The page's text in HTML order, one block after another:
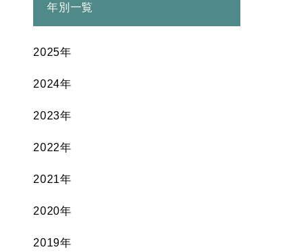
年別一覧
2025年
2024年
2023年
2022年
2021年
2020年
2019年